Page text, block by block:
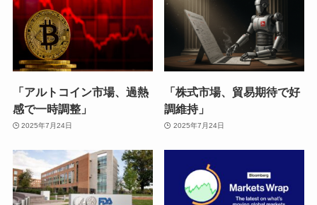
「アルトコイン市場、過熱
感で一時調整」
2025年7月24日
「株式市場、貿易期待で好
調維持」
2025年7月24日